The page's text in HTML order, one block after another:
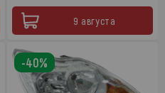
9 августа
-40%